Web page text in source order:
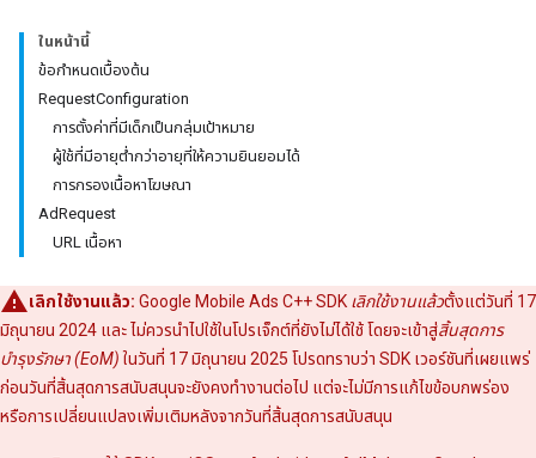
ในหน้านี้
ข้อกำหนดเบื้องต้น
RequestConfiguration
การตั้งค่าที่มีเด็กเป็นกลุ่มเป้าหมาย
ผู้ใช้ที่มีอายุต่ำกว่าอายุที่ให้ความยินยอมได้
การกรองเนื้อหาโฆษณา
AdRequest
URL เนื้อหา
เลิกใช้งานแล้ว: Google Mobile Ads C++ SDK เลิกใช้งานแล้วตั้งแต่วันที่ 17
มิถุนายน 2024 และ ไม่ควรนำไปใช้ในโปรเจ็กต์ที่ยังไม่ได้ใช้ โดยจะเข้าสู่สิ้นสุดการ
บำรุงรักษา (EoM) ในวันที่ 17 มิถุนายน 2025 โปรดทราบว่า SDK เวอร์ชันที่เผยแพร่
ก่อนวันที่สิ้นสุดการสนับสนุนจะยังคงทำงานต่อไป แต่จะไม่มีการแก้ไขข้อบกพร่อง
หรือการเปลี่ยนแปลงเพิ่มเติมหลังจากวันที่สิ้นสุดการสนับสนุน